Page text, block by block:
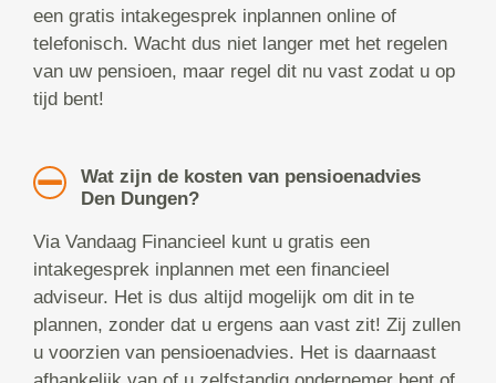
een gratis intakegesprek inplannen online of
telefonisch. Wacht dus niet langer met het regelen
van uw pensioen, maar regel dit nu vast zodat u op
tijd bent!
Wat zijn de kosten van pensioenadvies
Den Dungen?
Via Vandaag Financieel kunt u gratis een
intakegesprek inplannen met een financieel
adviseur. Het is dus altijd mogelijk om dit in te
plannen, zonder dat u ergens aan vast zit! Zij zullen
u voorzien van pensioenadvies. Het is daarnaast